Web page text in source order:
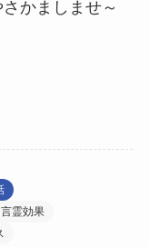
かましませ～
言霊効果